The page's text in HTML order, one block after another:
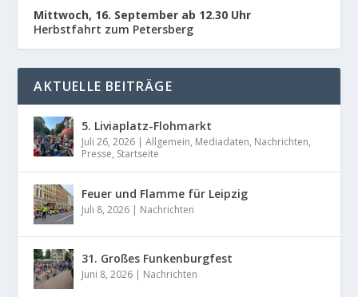
Mittwoch, 16. September ab 12.30 Uhr
Herbstfahrt zum Petersberg
AKTUELLE BEITRÄGE
5. Liviaplatz-Flohmarkt
Juli 26, 2026 |Allgemein, Mediadaten, Nachrichten,
Presse, Startseite
Feuer und Flamme für Leipzig
Juli 8, 2026 | Nachrichten
31. Großes Funkenburgfest
Juni 8, 2026 | Nachrichten